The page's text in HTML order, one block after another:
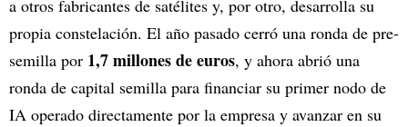
a otros fabricantes de satélites y, por otro, desarrolla su
propia constelación. El año pasado cerró una ronda de pre-
semilla por 1,7 millones de euros, y ahora abrió una
ronda de capital semilla para financiar su primer nodo de
IA operado directamente por la empresa y avanzar en su